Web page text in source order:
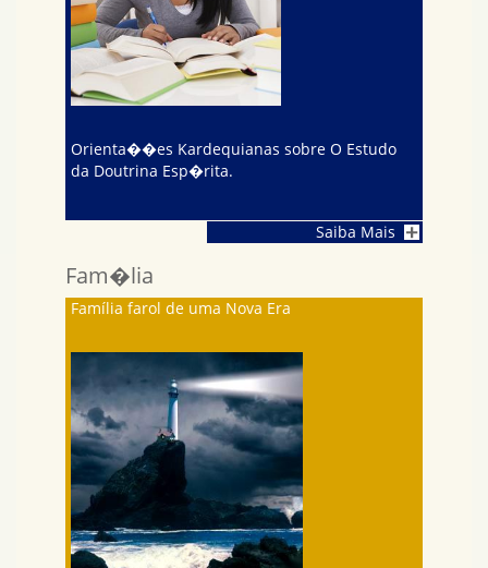
Orienta��es Kardequianas sobre O Estudo
da Doutrina Esp�rita.
Saiba Mais
Fam�lia
Família farol de uma Nova Era